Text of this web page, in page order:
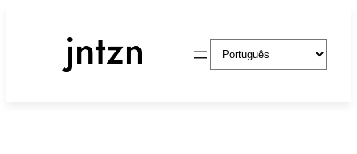
conteúdo
Escolha
um